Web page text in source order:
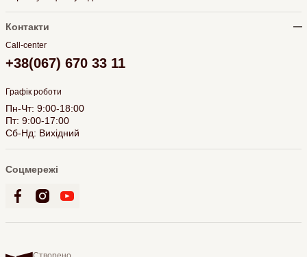
Контакти
Call-center
+38(067) 670 33 11
Графік роботи
Пн-Чт: 9:00-18:00
Пт: 9:00-17:00
Сб-Нд: Вихідний
Соцмережі